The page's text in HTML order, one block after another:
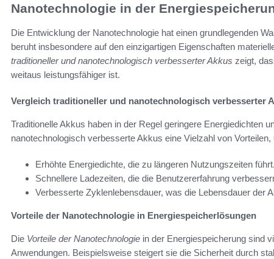
Nanotechnologie in der
Die Entwicklung der Nanotechnologie hat einen grundlegenden
beruht insbesondere auf den einzigartigen Eigenschaften
traditioneller und nanotechnologisch verbesserter Akkus zeigt,
weitaus leistungsfähiger ist.
Vergleich traditioneller und nanotechnologisch verbesserter
Traditionelle Akkus haben in der Regel geringere Energiedichten
nanotechnologisch verbesserte Akkus eine Vielzahl von Vorteilen,
Erhöhte Energiedichte, die zu längeren Nutzungszeiten führt.
Schnellere Ladezeiten, die die Benutzererfahrung
Verbesserte Zyklenlebensdauer, was die Lebensdauer der
Vorteile der Nanotechnologie in Energiespeicherlösungen
Die Vorteile der Nanotechnologie in der Energiespeicherung sind
Anwendungen. Beispielsweise steigert sie die Sicherheit durch